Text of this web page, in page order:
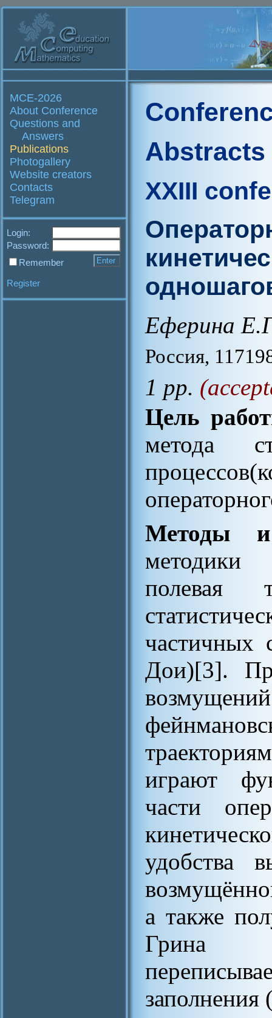
MCE-2026
About Conference
Questions and
Answers
Publications
Photogallery
Website creators
Contacts
Telegram
Login:
Password:
Remember
Register
Abstracts
XXIII
Еферина
Россия,
1 pp.
Цель
метода
Методы и
методики
полевая
частичных
Дои)[3].
играют
части
удобства
а также
Грина
заполнения